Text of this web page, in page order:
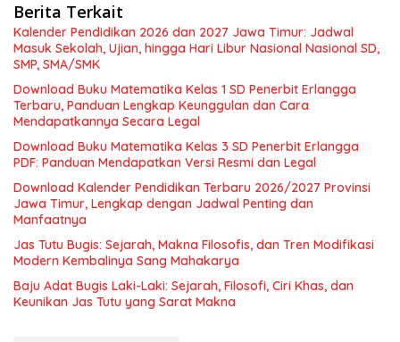
Berita Terkait
Kalender Pendidikan 2026 dan 2027 Jawa Timur: Jadwal
Masuk Sekolah, Ujian, hingga Hari Libur Nasional Nasional SD,
SMP, SMA/SMK
Download Buku Matematika Kelas 1 SD Penerbit Erlangga
Terbaru, Panduan Lengkap Keunggulan dan Cara
Mendapatkannya Secara Legal
Download Buku Matematika Kelas 3 SD Penerbit Erlangga
PDF: Panduan Mendapatkan Versi Resmi dan Legal
Download Kalender Pendidikan Terbaru 2026/2027 Provinsi
Jawa Timur, Lengkap dengan Jadwal Penting dan
Manfaatnya
Jas Tutu Bugis: Sejarah, Makna Filosofis, dan Tren Modifikasi
Modern Kembalinya Sang Mahakarya
Baju Adat Bugis Laki-Laki: Sejarah, Filosofi, Ciri Khas, dan
Keunikan Jas Tutu yang Sarat Makna